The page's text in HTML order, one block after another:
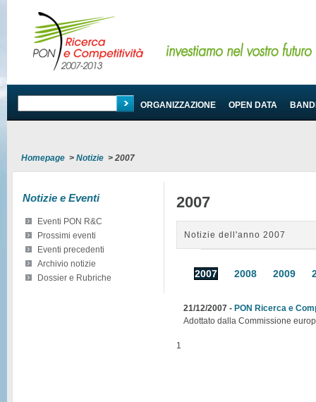
PROGRAMMA ORGANIZZAZIONE OPEN DATA
Homepage > Notizie > 2007
Notizie e Eventi
Eventi PON R&C
Prossimi eventi
Eventi precedenti
Archivio notizie
Dossier e Rubriche
2007
Notizie dell'anno 2007
2007 2008 2009
21/12/2007 - PON Ricerca e
Adottato dalla Commissione
1